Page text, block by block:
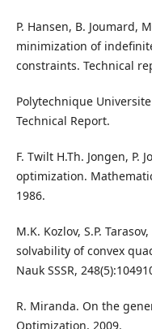
P. Hansen, B. Joumard,
minimization of
constraints. Technical
Polytechnique
Technical Report.
F. Twilt H.Th. Jongen, P.
optimization.
1986.
M.K. Kozlov, S.P.
solvability of convex
Nauk SSSR,
R. Miranda. On the
Optimization, 2009.